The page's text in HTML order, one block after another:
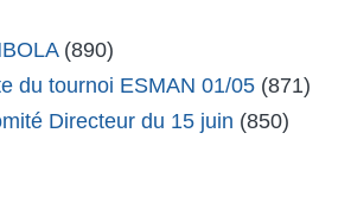
(890)
du tournoi ESMAN 01/05 (871)
Directeur du 15 juin (850)